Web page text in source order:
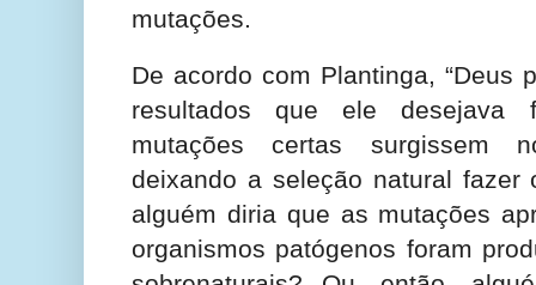
mutações.
De acordo com Plantinga, “Deus
resultados que ele desejava
mutações certas surgissem
deixando a seleção natural fazer
alguém diria que as mutações
organismos patógenos foram